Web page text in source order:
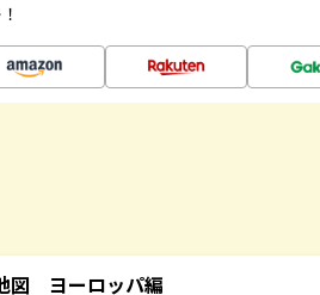
図 ヨーロッパ編